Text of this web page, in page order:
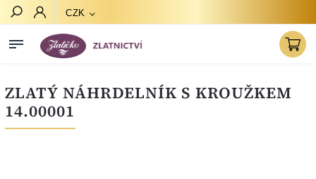
CZK
ZLATÝ NÁHRDELNÍK S KROUŽKEM
14.00001